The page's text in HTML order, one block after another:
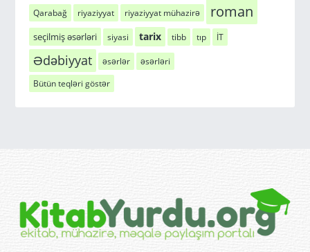
Qarabağ riyaziyyat riyaziyyat mühazirə roman
seçilmiş əsərləri siyasi tarix tibb tıp İT
Ədəbiyyat əsərlər
əsərləri
Bütün teqləri göstər